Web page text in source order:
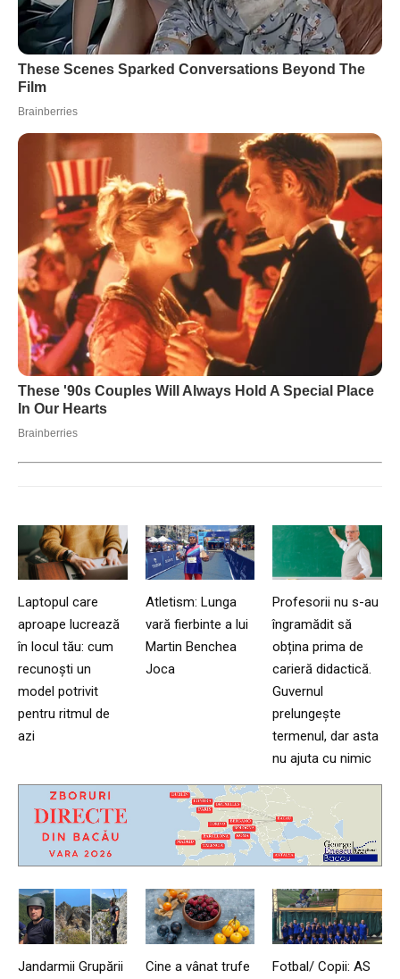
Laptopul care
aproape lucrează
în locul tău: cum
recunoști un
model potrivit
pentru ritmul de
azi
Atletism: Lunga
vară fierbinte a lui
Martin Benchea
Joca
Profesorii nu s-au
îngramădit să
obțina prima de
carieră didactică.
Guvernul
prelungește
termenul, dar asta
nu ajuta cu nimic
Jandarmii Grupării
Cine a vânat trufe
Fotbal/ Copii: AS